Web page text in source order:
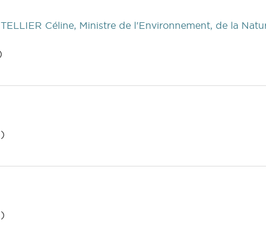
Céline, Ministre de l'Environnement, de la